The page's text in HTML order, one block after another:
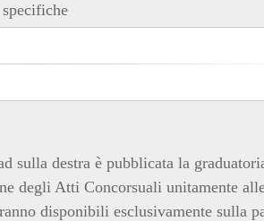
specifiche
sulla destra è pubblicata la
degli Atti Concorsuali unitamente
disponibili esclusivamente sulla